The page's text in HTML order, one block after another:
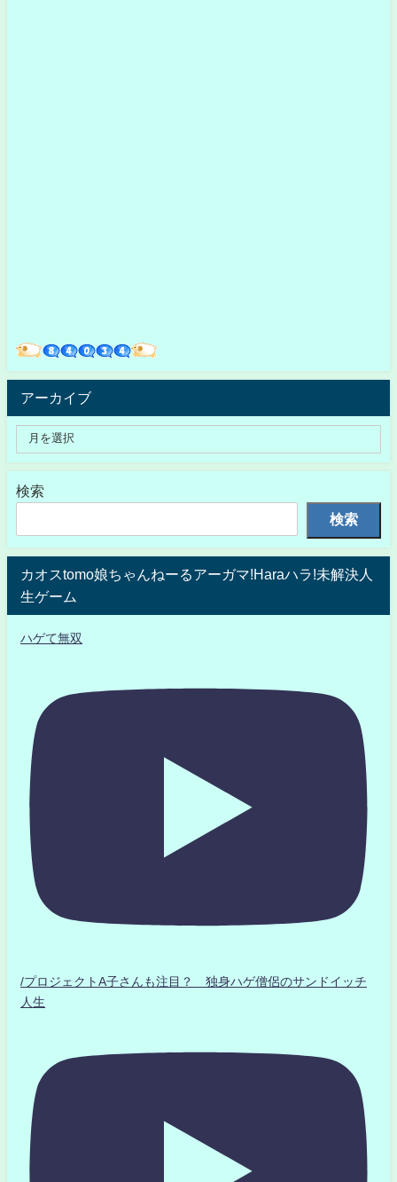
アーカイブ
検索
検索
カオスtomo娘ちゃんねーるアーガマ!Haraハラ!未解決人
生ゲーム
ハゲて無双
/プロジェクトA子さんも注目？ 独身ハゲ僧侶のサンドイッチ
人生